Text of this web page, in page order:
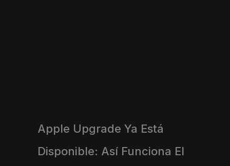
Apple Upgrade Ya Está
Disponible: Así Funciona El